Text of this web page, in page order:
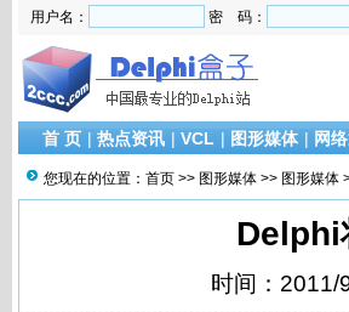
用户名： 密 码：
首 页 | 热点资讯 | VCL | 图形媒体 | 网
您现在的位置： 首页 >> 图形媒体 >> 图形媒体
Delphi
时间：2011/